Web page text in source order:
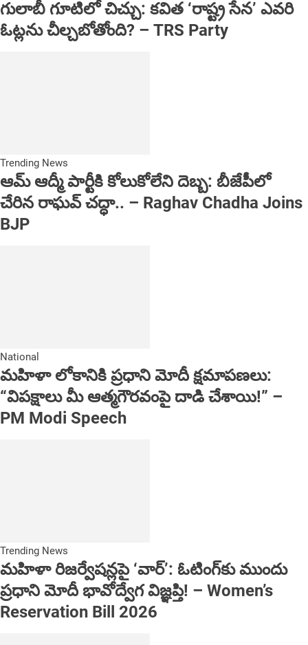
గులాబీ గూటిలో చిచ్చు: కవిత ‘రాష్ట్ర సేన’ ఎవరి
ఓట్లను చీల్చబోతోంది? – TRS Party
Trending News
ఆమ్ ఆద్మీ పార్టీకి కోలుకోలేని దెబ్బ: బీజేపీలో
చేరిన రాఘవ్ చద్ధా.. – Raghav Chadha Joins
BJP
National
మహిళా లోకానికి ప్రధాని మోదీ క్షమాపణలు:
“విపక్షాలు మీ ఆత్మగౌరవంపై దాడి చేశాయి!” –
PM Modi Speech
Trending News
మహిళా రిజర్వేషన్లపై ‘వార్’: ఓటింగ్‌కు ముందు
ప్రధాని మోదీ భావోద్వేగ విజ్ఞప్తి! – Women’s
Reservation Bill 2026